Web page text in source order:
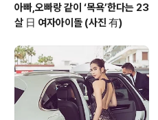
아빠,오빠랑 같이 ‘목욕’한다는 23
살 日 여자아이돌 (사진 有)